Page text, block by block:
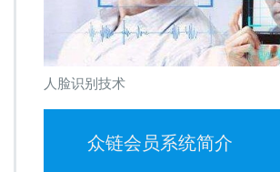
人脸识别技术
众链会员系统简介